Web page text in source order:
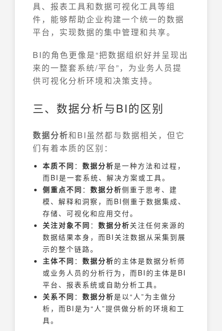
具、报表工具和数据可视化工具等组
件，能够帮助企业构建一个统一的数据
平台，实现数据的集中管理和共享。
BI的角色更像是“把数据组织好并呈现出
来的一整套系统/平台”，为业务人员提
供可视化分析环境和决策支持。
三、数据分析与BI的区别
数据分析和BI虽然都与数据相关，但它
们有着本质的区别：
本质不同 ： 数据分析是一种方法和过程，
而BI是一套系统、解决方案或工具。
侧重点不同 ： 数据分析侧重于思考、建
模、解释和洞察，而BI侧重于数据集成、
存储、可视化和应用交付。
关注对象不同 ： 数据分析关注任何来源的
数据结果本身，而BI关注数据从采集到展
示的整个链路。
主体不同 ： 数据分析的主体是数据分析师
或业务人员的分析行为，而BI的主体是BI
平台、报表系统或自助分析工具。
关系不同 ： 数据分析是以“人”为主做分
析，而BI是为“人”提供做分析的环境和工
具。